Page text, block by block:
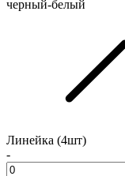
черный-белый
Линейка (4шт)
-